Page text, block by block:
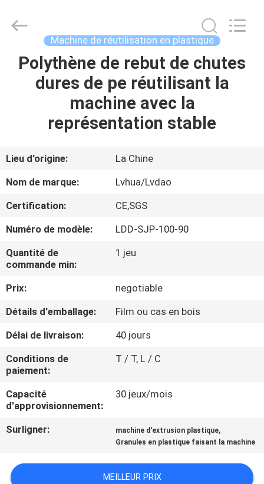
MAISON
PRODUITS
SUJET
DE
NOUS
VISITE
D'USINE
CONTRÔLE
DE
QUALITÉ
CONTACTEZ-
NOUS
NOUVELLES
DEMANDEZ
TRADE
CO.,LTD..
Reserved.
Developed
Machine de réutilisation en plastique
Polythène de rebut de chutes
dures de pe réutilisant la
machine avec la
représentation stable
Lieu d'origine:
La Chine
Nom de marque:
Lvhua/Lvdao
Certification:
CE,SGS
Numéro de modèle:
LDD-SJP-100-90
Quantité de
commande min:
1 jeu
Prix:
negotiable
Détails d'emballage:
Film ou cas en bois
Délai de livraison:
40 jours
Conditions de
paiement:
T / T, L / C
Capacité
d'approvisionnement:
30 jeux/mois
Surligner: machine d'extrusion plastique,
Granules en plastique faisant la machine
MEILLEUR PRIX